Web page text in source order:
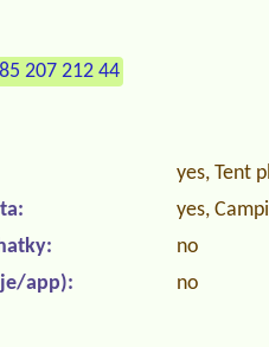
207 212 44
yes, Tent
yes,
no
app):
no